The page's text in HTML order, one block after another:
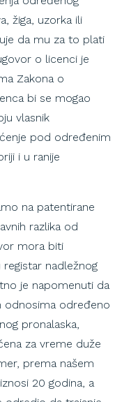
žiga, uzorka ili
da mu za to plati
o licenci je
Zakona o
bi se mogao
vlasnik
pod određenim
i u ranije
na patentirane
razlika od
mora biti
nadležnog
je napomenuti da
odnosima određeno
pronalaska,
za vreme duže
prema našem
20 godina, a